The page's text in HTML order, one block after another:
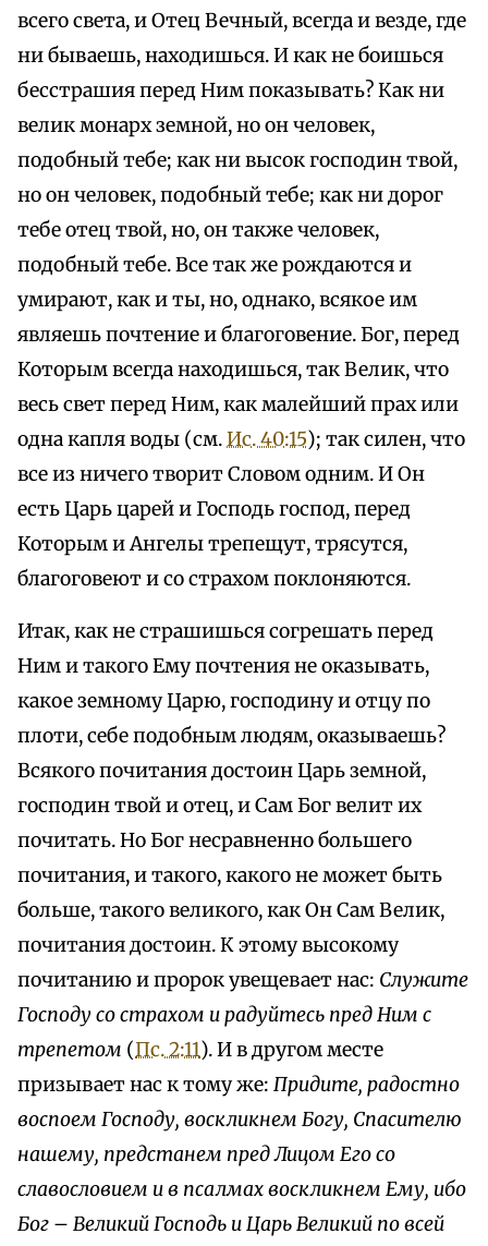
всего света, и Отец Вечный, всегда и везде, где
ни бываешь, находишься. И как не боишься
бесстрашия перед Ним показывать? Как ни
велик монарх земной, но он человек,
подобный тебе; как ни высок господин твой,
но он человек, подобный тебе; как ни дорог
тебе отец твой, но, он также человек,
подобный тебе. Все так же рождаются и
умирают, как и ты, но, однако, всякое им
являешь почтение и благоговение. Бог, перед
Которым всегда находишься, так Велик, что
весь свет перед Ним, как малейший прах или
одна капля воды (см.Ис. 40:15); так силен, что
все из ничего творит Словом одним. И Он
есть Царь царей и Господь господ, перед
Которым и Ангелы трепещут, трясутся,
благоговеют и со страхом поклоняются.
Итак, как не страшишься согрешать перед
Ним и такого Ему почтения не оказывать,
какое земному Царю, господину и отцу по
плоти, себе подобным людям, оказываешь?
Всякого почитания достоин Царь земной,
господин твой и отец, и Сам Бог велит их
почитать. Но Бог несравненно большего
почитания, и такого, какого не может быть
больше, такого великого, как Он Сам Велик,
почитания достоин. К этому высокому
почитанию и пророк увещевает нас: Служите
Господу со страхом и радуйтесь пред Ним с
трепетом (Пс. 2:11). И в другом месте
призывает нас к тому же: Придите, радостно
воспоем Господу, воскликнем Богу, Спасителю
нашему, предстанем пред Лицом Его со
славословием и в псалмах воскликнем Ему, ибо
Бог – Великий Господь и Царь Великий по всей